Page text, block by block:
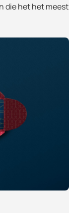
die het het meest